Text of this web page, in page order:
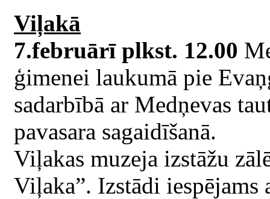
Viļakā
7.februārī plkst. 12.00
ģimenei laukumā pie
sadarbībā ar Medņevas
pavasara sagaidīšanā.
Viļakas muzeja izstāžu
Viļaka”. Izstādi